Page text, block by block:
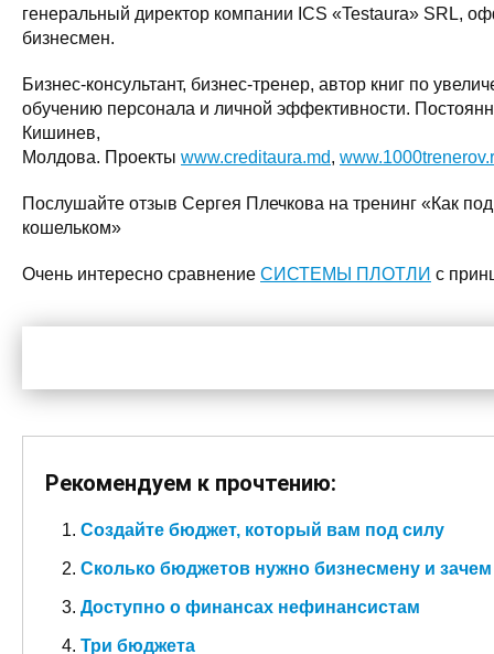
генеральный директор компании ICS «Testaura» SRL,
бизнесмен.
Бизнес-консультант, бизнес-тренер, автор книг по
обучению персонала и личной эффективности.
Кишинев,
Молдова. Проекты www.creditaura.md,
Послушайте отзыв Сергея Плечкова на тренинг «Как
кошельком»
Очень интересно сравнение СИСТЕМЫ ПЛОТЛИ с
Рекомендуем к прочтению:
Создайте бюджет, который вам под силу
Сколько бюджетов нужно бизнесмену и зачем
Доступно о финансах нефинансистам
Три бюджета